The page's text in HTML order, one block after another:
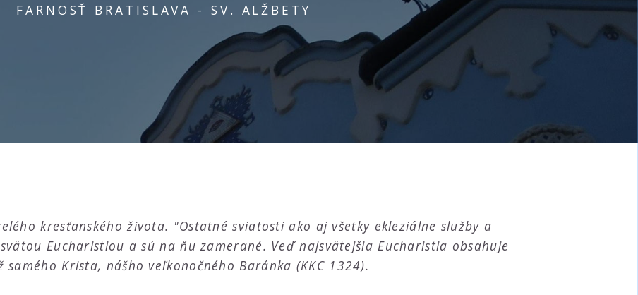
FARNOSŤ BRATISLAVA - SV. ALŽBETY
kresťanského života. "Ostatné sviatosti ako aj všetky ekleziálne služby a
Eucharistiou a sú na ňu zamerané. Veď najsvätejšia Eucharistia obsahuje
Krista, nášho veľkonočného Baránka (KKC 1324).